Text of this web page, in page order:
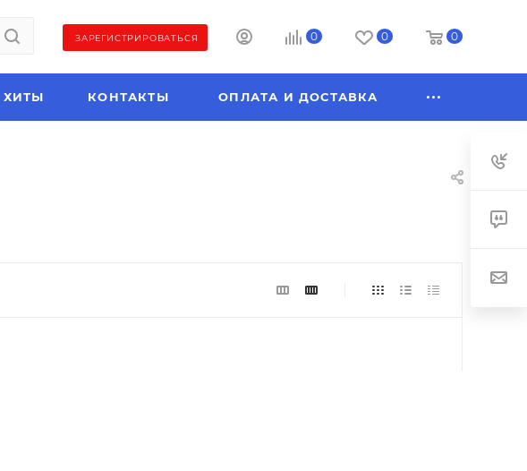
ЗАРЕГИСТРИРОВАТЬСЯ 0 0 0
ХИТЫ КОНТАКТЫ ОПЛАТА И ДОСТАВКА